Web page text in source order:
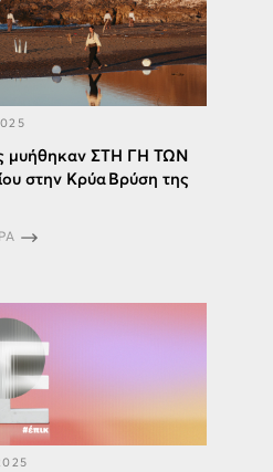
μυήθηκαν ΣΤΗ ΓΗ ΤΩΝ
στην Κρύα Βρύση της